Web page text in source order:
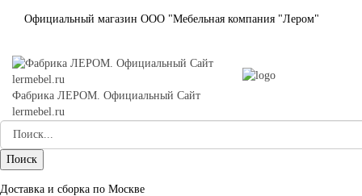
Официальный магазин ООО "Мебельная компания "Лером"
Фабрика ЛЕРОМ. Официальный Сайт
lermebel.ru
Доставка и сборка по Москве